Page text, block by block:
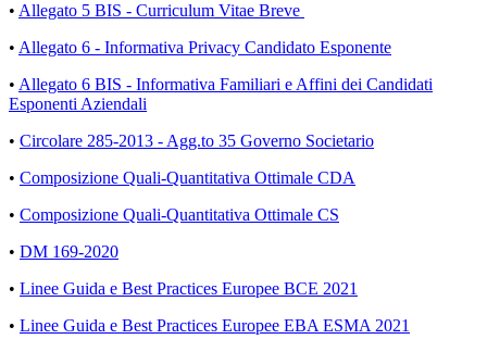
• Allegato 5 BIS - Curriculum Vitae Breve
• Allegato 6 - Informativa Privacy Candidato Esponente
• Allegato 6 BIS - Informativa Familiari e Affini dei Candidati
Esponenti Aziendali
• Circolare 285-2013 - Agg.to 35 Governo Societario
• Composizione Quali-Quantitativa Ottimale CDA
• Composizione Quali-Quantitativa Ottimale CS
• DM 169-2020
• Linee Guida e Best Practices Europee BCE 2021
• Linee Guida e Best Practices Europee EBA ESMA 2021